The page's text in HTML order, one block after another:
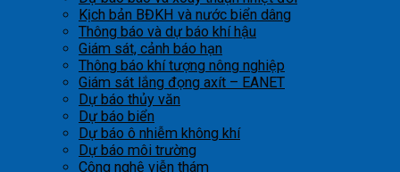
Kịch bản BĐKH và nước biển dâng
Thông báo và dự báo khí hậu
Giám sát, cảnh báo hạn
Thông báo khí tượng nông nghiệp
Giám sát lắng đọng axít – EANET
Dự báo thủy văn
Dự báo biển
Dự báo ô nhiễm không khí
Dự báo môi trường
Công nghệ viễn thám